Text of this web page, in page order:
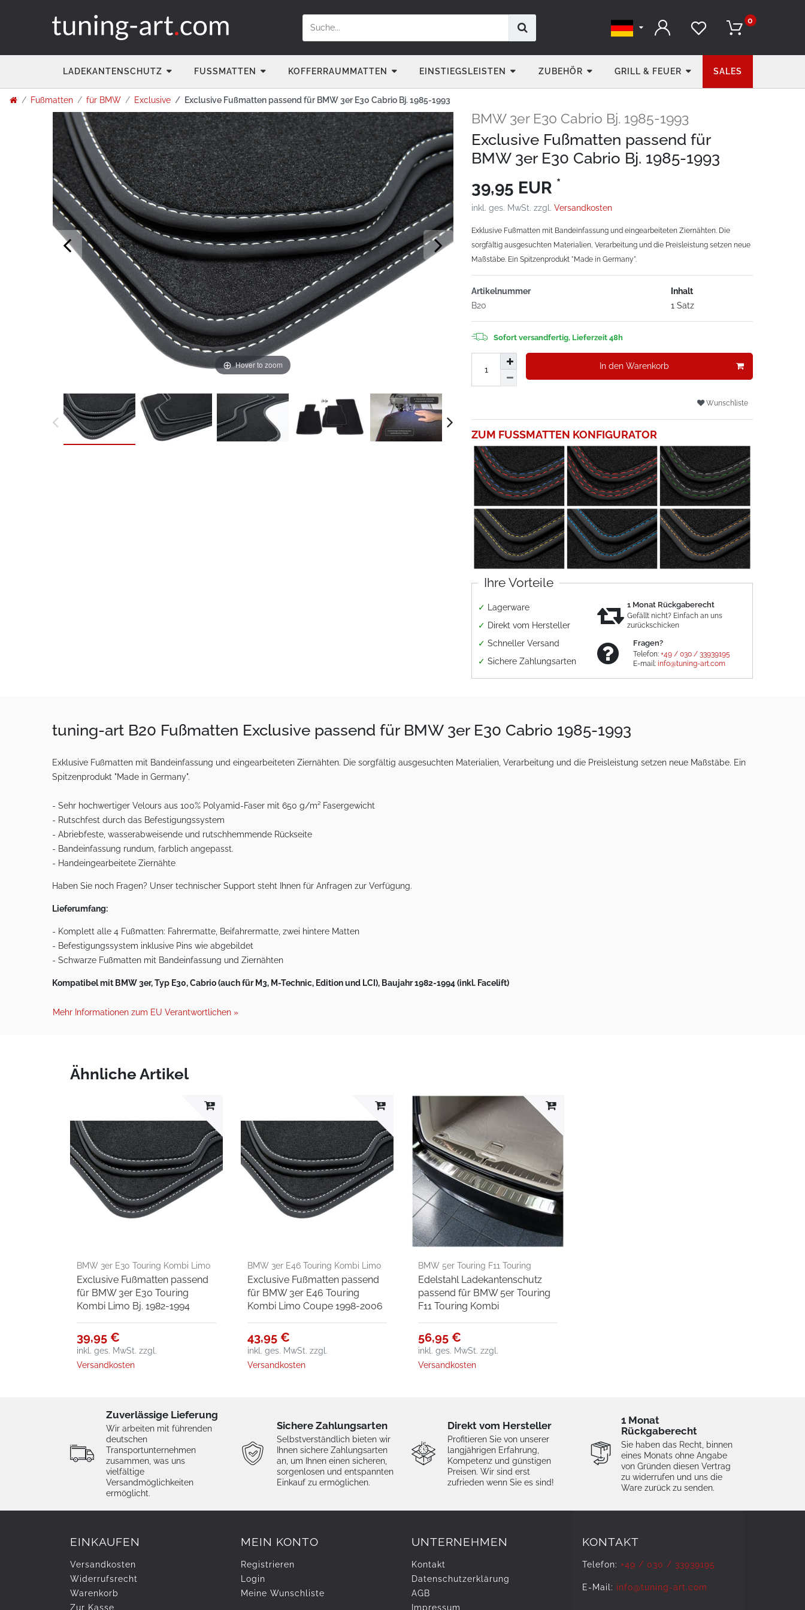
0
LADEKANTENSCHUTZ FUSSMATTEN KOFFERRAUMMATTEN EINSTIEGSLEISTEN ZUBEHÖR GRILL & FEUER SALES
Fußmatten für BMW Exclusive Exclusive Fußmatten passend für BMW 3er E30 Cabrio Bj. 1985-1993
Hover to zoom
BMW 3er E30 Cabrio Bj. 1985-1993
Exclusive Fußmatten passend für
BMW 3er E30 Cabrio Bj. 1985-1993
39,95 EUR *
inkl. ges. MwSt. zzgl. Versandkosten
Exklusive Fußmatten mit Bandeinfassung und eingearbeiteten Ziernähten. Die
sorgfältig ausgesuchten Materialien, Verarbeitung und die Preisleistung setzen neue
Maßstäbe. Ein Spitzenprodukt "Made in Germany".
Artikelnummer
B20
Inhalt
1 Satz
Sofort versandfertig, Lieferzeit 48h
In den Warenkorb
Wunschliste
ZUM FUSSMATTEN KONFIGURATOR
Ihre Vorteile
✓ Lagerware
✓ Direkt vom Hersteller
✓ Schneller Versand
✓ Sichere Zahlungsarten
1 Monat Rückgaberecht
Gefällt nicht? Einfach an uns
zurückschicken
Fragen?
Telefon:+49 / 030 / 33939195
E-mail:info@tuning-art.com
tuning-art B20 Fußmatten Exclusive passend für BMW 3er E30 Cabrio 1985-1993
Exklusive Fußmatten mit Bandeinfassung und eingearbeiteten Ziernähten. Die sorgfältig ausgesuchten Materialien, Verarbeitung und die Preisleistung setzen neue Maßstäbe. Ein
Spitzenprodukt "Made in Germany".
- Sehr hochwertiger Velours aus 100% Polyamid-Faser mit 650 g/m² Fasergewicht
- Rutschfest durch das Befestigungssystem
- Abriebfeste, wasserabweisende und rutschhemmende Rückseite
- Bandeinfassung rundum, farblich angepasst.
- Handeingearbeitete Ziernähte
Haben Sie noch Fragen? Unser technischer Support steht Ihnen für Anfragen zur Verfügung.
Lieferumfang:
- Komplett alle 4 Fußmatten: Fahrermatte, Beifahrermatte, zwei hintere Matten
- Befestigungssystem inklusive Pins wie abgebildet
- Schwarze Fußmatten mit Bandeinfassung und Ziernähten
Kompatibel mit BMW 3er, Typ E30, Cabrio (auch für M3, M-Technic, Edition und LCI), Baujahr 1982-1994 (inkl. Facelift)
Mehr Informationen zum EU Verantwortlichen »
Ähnliche Artikel
BMW 3er E30 Touring Kombi Limo
Bj. 1982-1994
Exclusive Fußmatten passend
für BMW 3er E30 Touring
Kombi Limo Bj. 1982-1994
39,95 €
inkl. ges. MwSt. zzgl.
Versandkosten
BMW 3er E46 Touring Kombi Limo
Coupe 1998-2006
Exclusive Fußmatten passend
für BMW 3er E46 Touring
Kombi Limo Coupe 1998-2006
43,95 €
inkl. ges. MwSt. zzgl.
Versandkosten
BMW 5er Touring F11 Touring
Kombi
Edelstahl Ladekantenschutz
passend für BMW 5er Touring
F11 Touring Kombi
56,95 €
inkl. ges. MwSt. zzgl.
Versandkosten
Zuverlässige Lieferung
Wir arbeiten mit führenden
deutschen
Transportunternehmen
zusammen, was uns
vielfältige
Versandmöglichkeiten
ermöglicht.
Sichere Zahlungsarten
Selbstverständlich bieten wir
Ihnen sichere Zahlungsarten
an, um Ihnen einen sicheren,
sorgenlosen und entspannten
Einkauf zu ermöglichen.
Direkt vom Hersteller
Profitieren Sie von unserer
langjährigen Erfahrung,
Kompetenz und günstigen
Preisen. Wir sind erst
zufrieden wenn Sie es sind!
1 Monat
Rückgaberecht
Sie haben das Recht, binnen
eines Monats ohne Angabe
von Gründen diesen Vertrag
zu widerrufen und uns die
Ware zurück zu senden.
EINKAUFEN
Versandkosten
Widerrufs­recht
Warenkorb
Zur Kasse
MEIN KONTO
Registrieren
Login
Meine Wunschliste
UNTERNEHMEN
Kontakt
Daten­schutz­erklärung
AGB
Impressum
KONTAKT
Telefon: +49 / 030 / 33939195
E-Mail: info@tuning-art.com